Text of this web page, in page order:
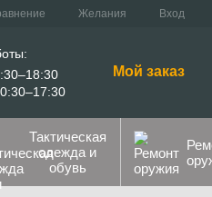
Желания Вход
Мой заказ
Тактическая
одежда и
обувь